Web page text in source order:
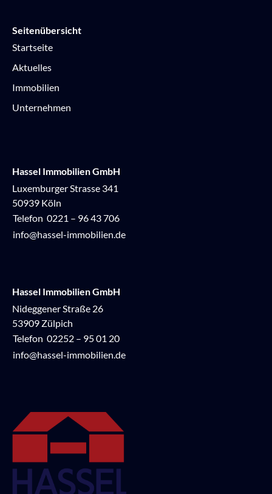
Seitenübersicht
Startseite
Aktuelles
Immobilien
Unternehmen
Hassel Immobilien GmbH
Luxemburger Strasse 341
50939 Köln
Telefon 0221 – 96 43 706
info@hassel-immobilien.de
Hassel Immobilien GmbH
Nideggener Straße 26
53909 Zülpich
Telefon 02252 – 95 01 20
info@hassel-immobilien.de